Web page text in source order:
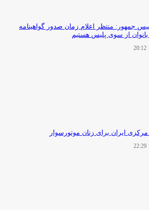
جمهور: منتظر اعلام زمان صدور گواهینامه
از سوی پلیس هستیم
ایران برای زنان موتورسوار